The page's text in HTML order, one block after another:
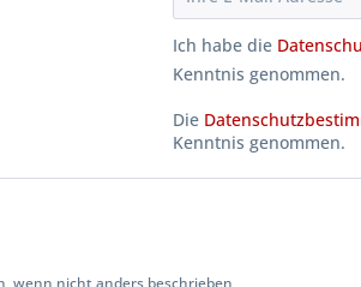
Ich habe die
Kenntnis genommen.
Die
Kenntnis genommen.